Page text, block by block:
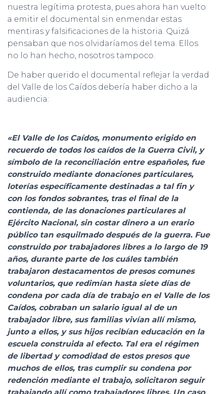
nuestra legítima protesta, pues ahora han vuelto
a emitir el documental sin enmendar estas
mentiras y falsificaciones de la historia. Quizá
pensaban que nos olvidaríamos del tema. Ellos
no lo han hecho, nosotros tampoco.
De haber querido el documental reflejar la verdad
del Valle de los Caídos debería haber dicho a la
audiencia:
«El Valle de los Caídos, monumento erigido en
recuerdo de todos los caídos de la Guerra Civil, y
símbolo de la reconciliación entre españoles, fue
construido mediante donaciones particulares,
loterías específicamente destinadas a tal fin y
con los fondos sobrantes, tras el final de la
contienda, de las donaciones particulares al
Ejército Nacional, sin costar dinero a un erario
público tan esquilmado después de la guerra. Fue
construido por trabajadores libres a lo largo de 19
años, durante parte de los cuáles también
trabajaron destacamentos de presos comunes
voluntarios, que redimían hasta siete días de
condena por cada día de trabajo en el Valle de los
Caídos, cobraban un salario igual al de un
trabajador libre, sus familias vivían allí mismo,
junto a ellos, y sus hijos recibían educación en la
escuela construida al efecto. Tal era el régimen
de libertad y comodidad de estos presos que
muchos de ellos, tras cumplir su condena por
redención mediante el trabajo, solicitaron seguir